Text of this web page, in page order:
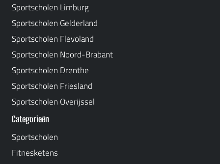
Sportscholen Limburg
Sportscholen Gelderland
Sportscholen Flevoland
Sportscholen Noord-Brabant
Sportscholen Drenthe
Sportscholen Friesland
Sportscholen Overijssel
Categorieën
Sportscholen
Fitnesketens